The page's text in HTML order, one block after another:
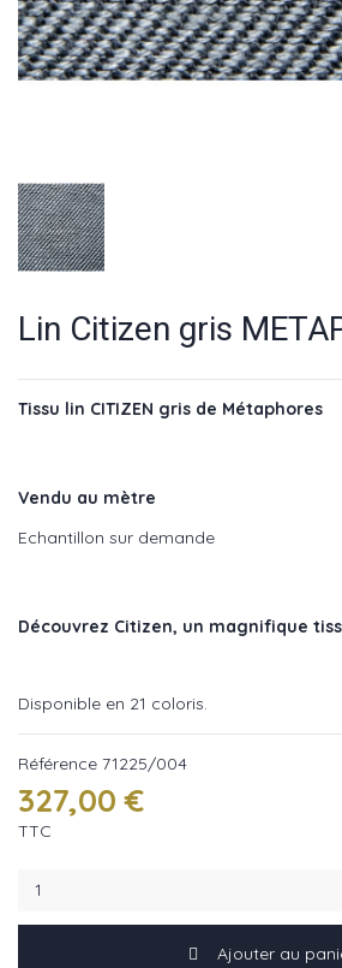
Lin Citizen gris
Tissu lin CITIZEN gris de Métaphores
Vendu au mètre
Echantillon sur demande
Découvrez Citizen, un magnifique
Disponible en 21 coloris.
Référence 71225/004
327,00 €
TTC
Ajouter au